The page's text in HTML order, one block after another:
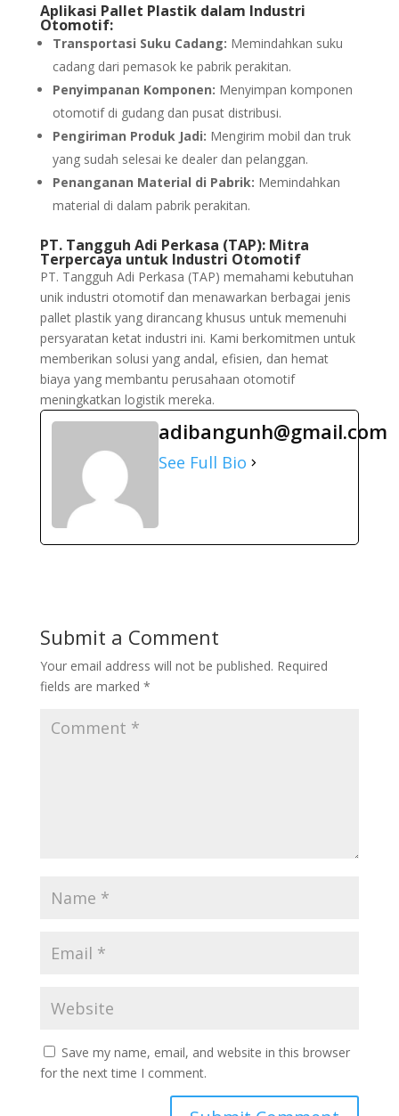
Aplikasi Pallet Plastik dalam Industri
Otomotif:
Transportasi Suku Cadang: Memindahkan suku
cadang dari pemasok ke pabrik perakitan.
Penyimpanan Komponen: Menyimpan komponen
otomotif di gudang dan pusat distribusi.
Pengiriman Produk Jadi: Mengirim mobil dan truk
yang sudah selesai ke dealer dan pelanggan.
Penanganan Material di Pabrik: Memindahkan
material di dalam pabrik perakitan.
PT. Tangguh Adi Perkasa (TAP): Mitra
Terpercaya untuk Industri Otomotif
PT. Tangguh Adi Perkasa (TAP) memahami kebutuhan
unik industri otomotif dan menawarkan berbagai jenis
pallet plastik yang dirancang khusus untuk memenuhi
persyaratan ketat industri ini. Kami berkomitmen untuk
memberikan solusi yang andal, efisien, dan hemat
biaya yang membantu perusahaan otomotif
meningkatkan logistik mereka.
adibangunh@gmail.com
See Full Bio
Submit a Comment
Your email address will not be published. Required
fields are marked *
Save my name, email, and website in this browser
for the next time I comment.